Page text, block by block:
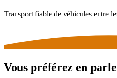
Transport fiable de véhicules entre
Vous préférez en